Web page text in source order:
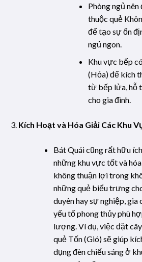
Phòng ngủ
thuộc quẻ
để tạo sự ổn
ngủ ngon.
Khu vực bếp
(Hỏa) để kích
từ bếp lửa, hỗ
cho gia đình.
Kích Hoạt và Hóa Giải Các Khu
Bát Quái cũng rất hữu
những khu vực tốt và
không thuận lợi trong
những quẻ biểu trưng
duyên hay sự nghiệp, gia
yếu tố phong thủy phù
lượng. Ví dụ, việc đặt
quẻ Tốn (Gió) sẽ giúp
dụng đèn chiếu sáng ở